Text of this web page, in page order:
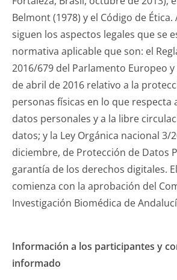
Belmont (1978) y el Código de Ética.
siguen los aspectos legales que se
normativa aplicable que son: el
2016/679 del Parlamento Europeo
de abril de 2016 relativo a la
personas físicas en lo que
datos personales y a la libre
datos; y la Ley Orgánica nacional 3/
diciembre, de Protección de Datos
garantía de los derechos digitales.
comienza con la aprobación del
Investigación Biomédica de
Información a los participantes y
informado